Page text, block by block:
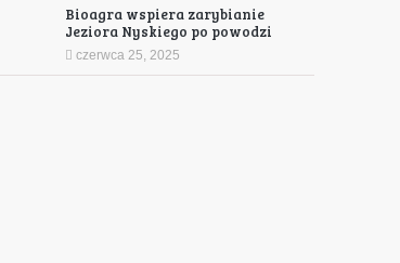
Bioagra wspiera zarybianie
Jeziora Nyskiego po powodzi
czerwca 25, 2025